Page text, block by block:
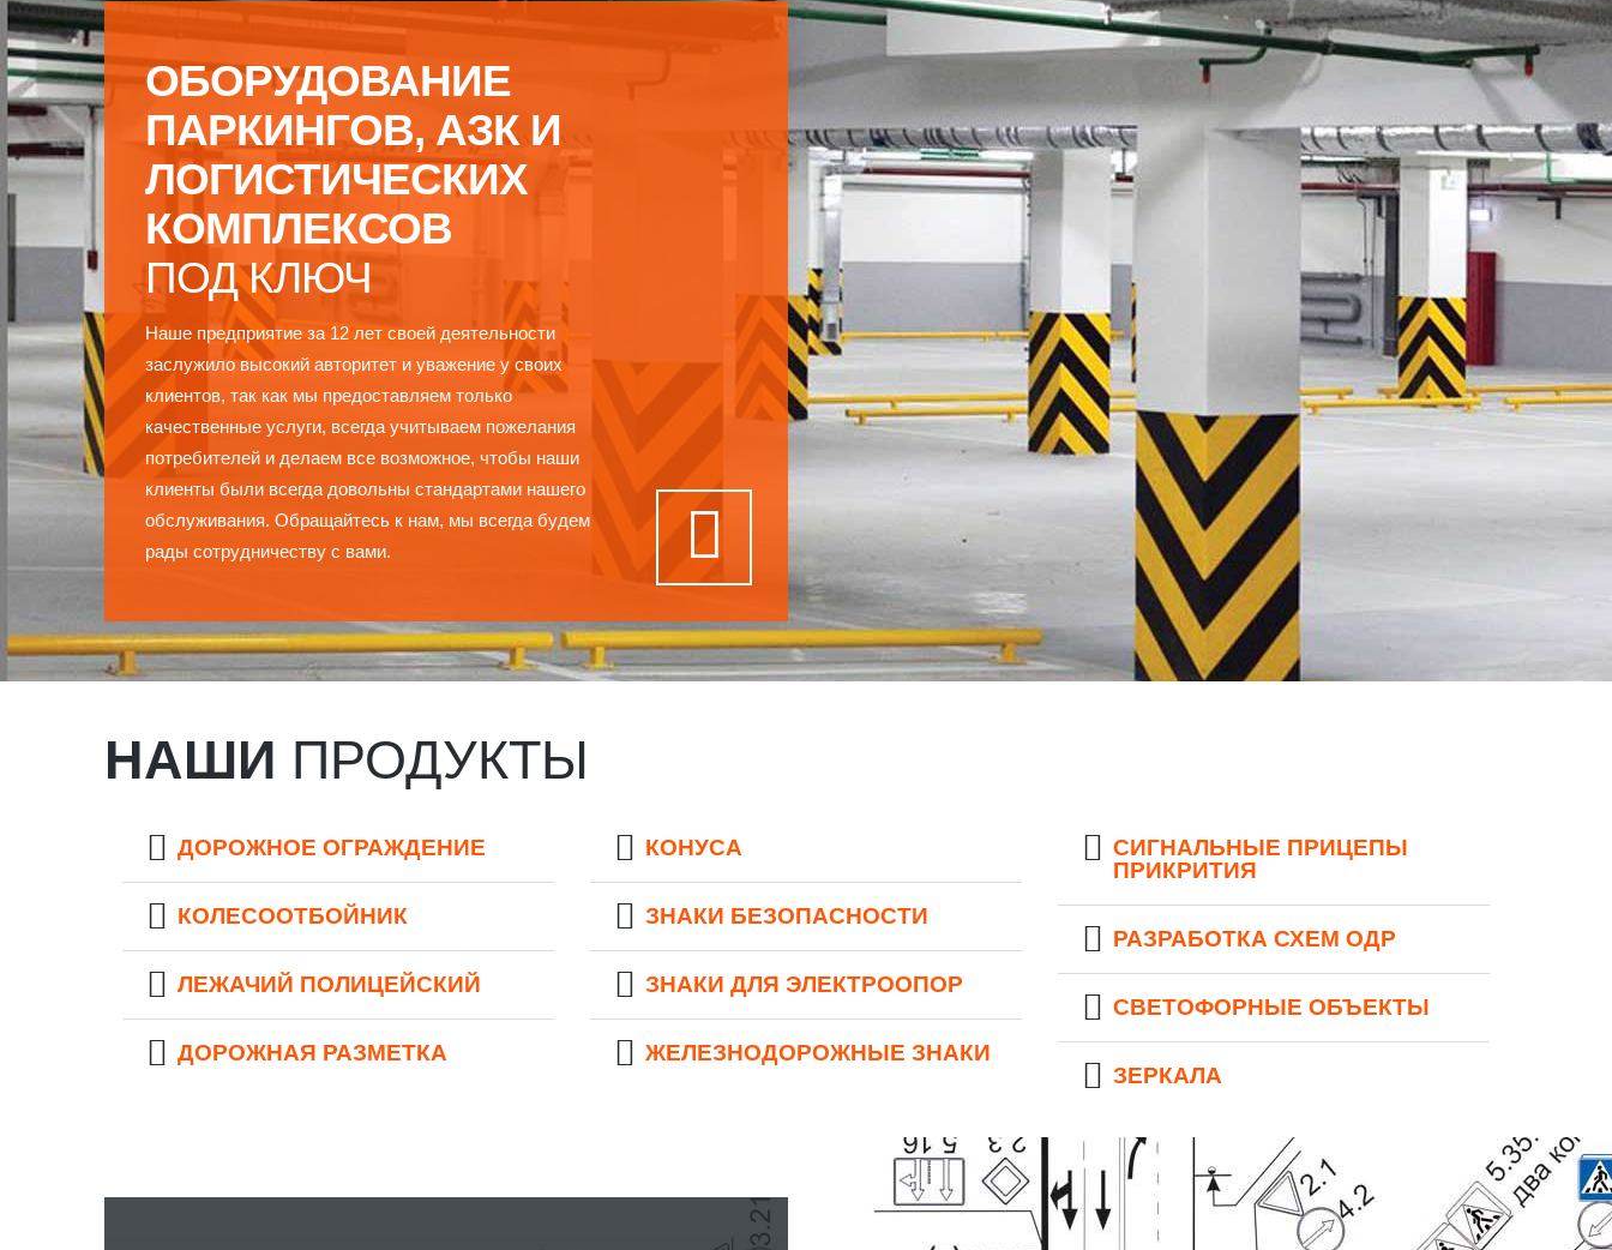
ОБОРУДОВАНИЕ
ПАРКИНГОВ, АЗК И
ЛОГИСТИЧЕСКИХ
КОМПЛЕКСОВ
ПОД КЛЮЧ
Наше предприятие за 12 лет своей деятельности
заслужило высокий авторитет и уважение у своих
клиентов, так как мы предоставляем только
качественные услуги, всегда учитываем пожелания
потребителей и делаем все возможное, чтобы наши
клиенты были всегда довольны стандартами нашего
обслуживания. Обращайтесь к нам, мы всегда будем
рады сотрудничеству с вами.
НАШИ ПРОДУКТЫ
ДОРОЖНОЕ ОГРАЖДЕНИЕ
КОЛЕСООТБОЙНИК
ЛЕЖАЧИЙ ПОЛИЦЕЙСКИЙ
ДОРОЖНАЯ РАЗМЕТКА
КОНУСА
ЗНАКИ БЕЗОПАСНОСТИ
ЗНАКИ ДЛЯ ЭЛЕКТРООПОР
ЖЕЛЕЗНОДОРОЖНЫЕ ЗНАКИ
СИГНАЛЬНЫЕ ПРИЦЕПЫ
ПРИКРИТИЯ
РАЗРАБОТКА СХЕМ ОДР
СВЕТОФОРНЫЕ ОБЪЕКТЫ
ЗЕРКАЛА